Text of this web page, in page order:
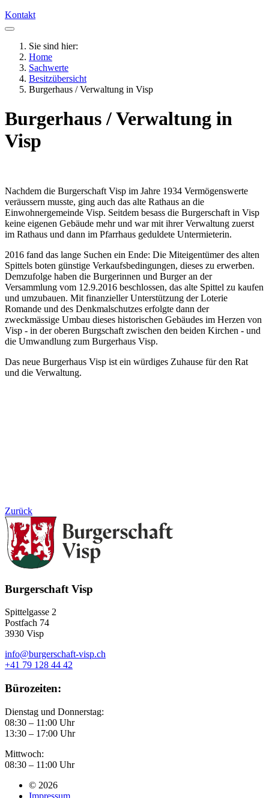
Kontakt
Sie sind hier:
Home
Sachwerte
Besitzübersicht
Burgerhaus / Verwaltung in Visp
Burgerhaus / Verwaltung in
Visp
Nachdem die Burgerschaft Visp im Jahre 1934 Vermögenswerte
veräussern musste, ging auch das alte Rathaus an die
Einwohnergemeinde Visp. Seitdem besass die Burgerschaft in Visp
keine eigenen Gebäude mehr und war mit ihrer Verwaltung zuerst
im Rathaus und dann im Pfarrhaus geduldete Untermieterin.
2016 fand das lange Suchen ein Ende: Die Miteigentümer des alten
Spittels boten günstige Verkaufsbedingungen, dieses zu erwerben.
Demzufolge haben die Burgerinnen und Burger an der
Versammlung vom 12.9.2016 beschlossen, das alte Spittel zu kaufen
und umzubauen. Mit finanzieller Unterstützung der Loterie
Romande und des Denkmalschutzes erfolgte dann der
zweckmässige Umbau dieses historischen Gebäudes im Herzen von
Visp - in der oberen Burgschaft zwischen den beiden Kirchen - und
die Umwandlung zum Burgerhaus Visp.
Das neue Burgerhaus Visp ist ein würdiges Zuhause für den Rat
und die Verwaltung.
Zurück
Burgerschaft Visp
Spittelgasse 2
Postfach 74
3930 Visp
info@burgerschaft-visp.ch
+41 79 128 44 42
Bürozeiten:
Dienstag und Donnerstag:
08:30 – 11:00 Uhr
13:30 – 17:00 Uhr
Mittwoch:
08:30 – 11:00 Uhr
© 2026
Impressum